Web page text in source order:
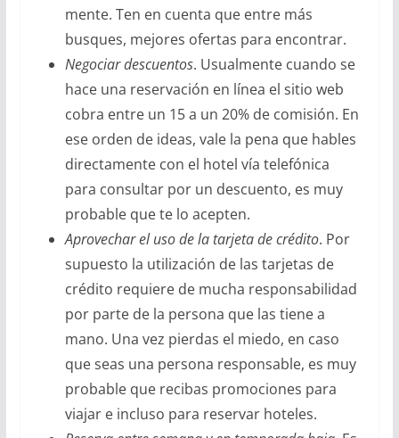
mente. Ten en cuenta que entre más
busques, mejores ofertas para encontrar.
Negociar descuentos. Usualmente cuando se
hace una reservación en línea el sitio web
cobra entre un 15 a un 20% de comisión. En
ese orden de ideas, vale la pena que hables
directamente con el hotel vía telefónica
para consultar por un descuento, es muy
probable que te lo acepten.
Aprovechar el uso de la tarjeta de crédito. Por
supuesto la utilización de las tarjetas de
crédito requiere de mucha responsabilidad
por parte de la persona que las tiene a
mano. Una vez pierdas el miedo, en caso
que seas una persona responsable, es muy
probable que recibas promociones para
viajar e incluso para reservar hoteles.